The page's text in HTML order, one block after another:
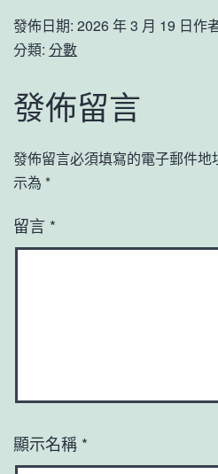
發佈日期: 2026 年 3 月 19 日作
分類: 分數
發佈留言
發佈留言必須填寫的電子郵件地
示為 *
留言 *
顯示名稱 *